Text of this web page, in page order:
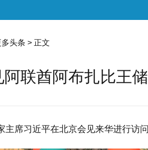
头条 > 正文
联酋阿布扎比王
主席习近平在北京会见来华进行访